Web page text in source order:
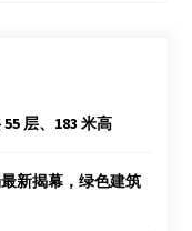
层、183 米高
新揭幕，绿色建筑